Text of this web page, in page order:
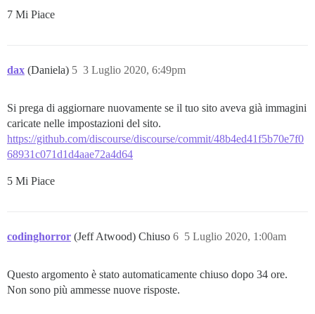
7 Mi Piace
dax (Daniela) 3 Luglio 2020, 6:49pm
5
Si prega di aggiornare nuovamente se il tuo sito aveva già immagini
caricate nelle impostazioni del sito.
https://github.com/discourse/discourse/commit/48b4ed41f5b70e7f0
68931c071d1d4aae72a4d64
5 Mi Piace
codinghorror (Jeff Atwood) Chiuso 5 Luglio 2020, 1:00am
6
Questo argomento è stato automaticamente chiuso dopo 34 ore.
Non sono più ammesse nuove risposte.